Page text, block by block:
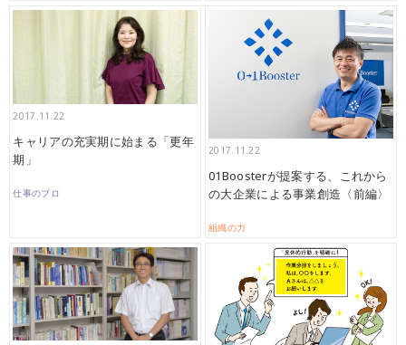
2017.11.22
キャリアの充実期に始まる「更年
期」
仕事のプロ
2017.11.22
01Boosterが提案する、これから
の大企業による事業創造〈前編〉
組織の力